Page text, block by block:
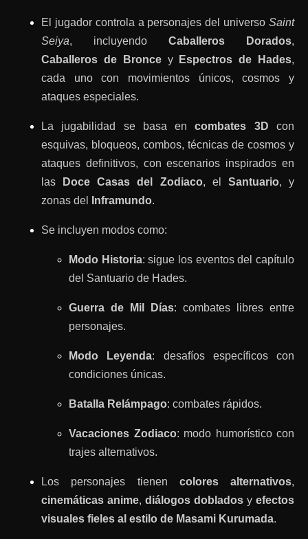
El jugador controla a personajes del universo Saint
Seiya, incluyendo Caballeros Dorados,
Caballeros de Broncey Espectros de Hades,
cada uno con movimientos únicos, cosmos y
ataques especiales.
La jugabilidad se basa encombates 3D con
esquivas, bloqueos, combos, técnicas de cosmos y
ataques definitivos, con escenarios inspirados en
las
Doce Casas del Zodiaco, el Santuario, y
zonas del
Inframundo.
Se incluyen modos como:
Modo Historia: sigue los eventos del capítulo
del Santuario de Hades.
Guerra de Mil Días: combates libres entre
personajes.
Modo Leyenda: desafíos específicos con
condiciones únicas.
Batalla Relámpago: combates rápidos.
Vacaciones Zodiaco: modo humorístico con
trajes alternativos.
Los personajes tienen colores alternativos,
cinemáticas anime, diálogos doblados y efectos
visuales fieles al estilo de Masami Kurumada.